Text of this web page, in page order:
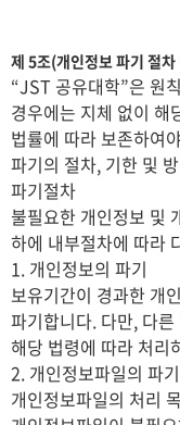
제 5조(개인정보 파기 절차
“JST 공유대학”은 원
경우에는 지체 없이 해
법률에 따라 보존하여
파기의 절차, 기한 및
파기절차
불필요한 개인정보 및
하에 내부절차에 따라
1. 개인정보의 파기
보유기간이 경과한 개
파기합니다. 다만, 다
해당 법령에 따라 처리
2. 개인정보파일의 파기
개인정보파일의 처리